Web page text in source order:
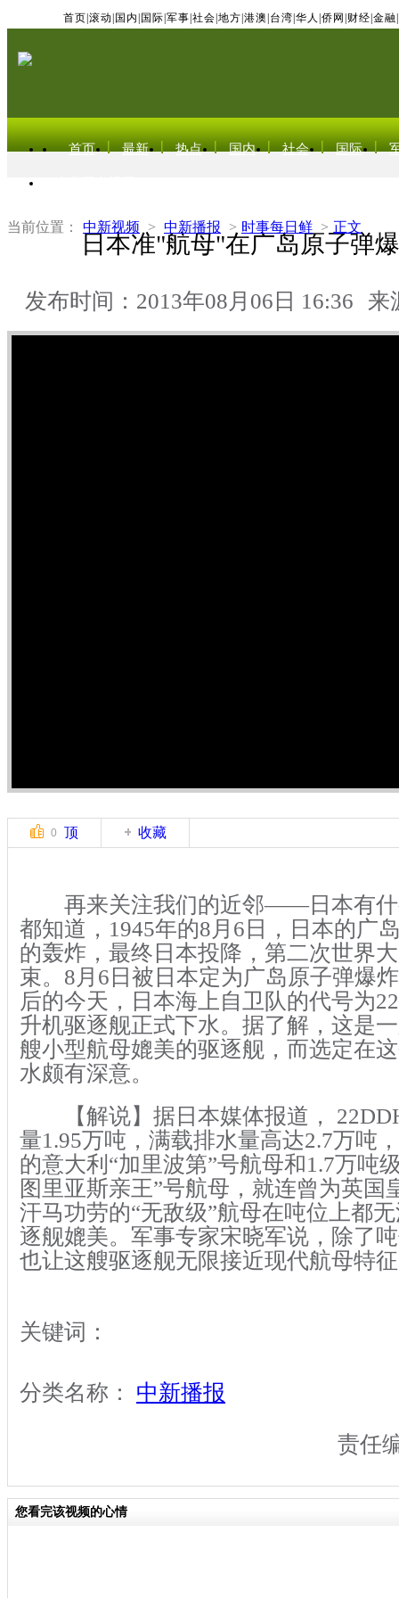
首页 滚动 国内 国际 军事 社会 地方 港澳 台湾 华人 侨网 财经 金融
首页 最新 热点 国内 社会 国际
当前位置： 中新视频 > 中新播报 > 时事每日鲜 > 正文
日本准"航母"在广岛原子弹
发布时间：2013年08月06日 16:36 来
0 顶 收藏
再来关注我们的近邻——日本有什
都知道，1945年的8月6日，日本的广
的轰炸，最终日本投降，第二次世界
束。8月6日被日本定为广岛原子弹爆
后的今天，日本海上自卫队的代号为
升机驱逐舰正式下水。据了解，这是
艘小型航母媲美的驱逐舰，而选定在
水颇有深意。
【解说】据日本媒体报道，
量1.95万吨，满载排水量高达2.7万吨
的意大利“加里波第”号航母和1.7万吨
图里亚斯亲王”号航母，就连曾为英国
汗马功劳的“无敌级”航母在吨位上都
逐舰媲美。军事专家宋晓军说，除了
也让这艘驱逐舰无限接近现代航母特
关键词：
分类名称： 中新播报
责任
您看完该视频的心情